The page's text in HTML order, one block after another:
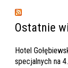
Ostatnie
Hotel
specjalnych na